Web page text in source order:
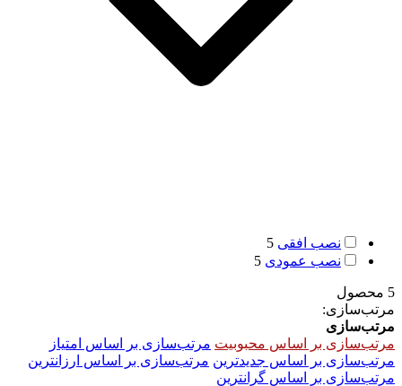
نصب افقی 5
نصب عمودی 5
5 محصول
مرتب‌سازی:
مرتب‌سازی
مرتب‌سازی بر اساس محبوبیت مرتب‌سازی بر اساس امتیاز
مرتب‌سازی بر اساس جدیدترین مرتب‌سازی بر اساس ارزانترین
مرتب‌سازی بر اساس گرانترین